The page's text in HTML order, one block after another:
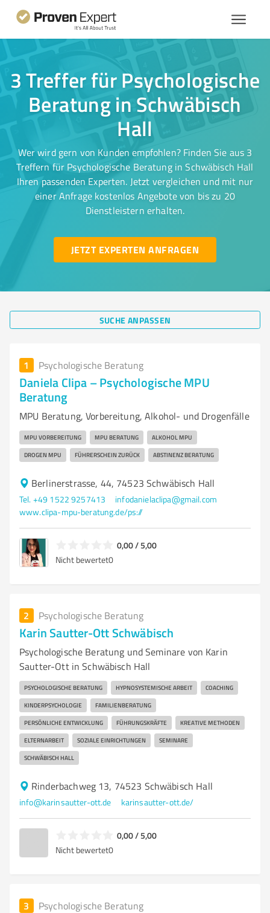
3 Treffer für Psychologische
Beratung in Schwäbisch
Hall
Wer wird gern von Kunden empfohlen? Finden Sie aus 3
Treffern für Psychologische Beratung in Schwäbisch Hall
Ihren passenden Experten. Jetzt vergleichen und mit nur
einer Anfrage kostenlos Angebote von bis zu 20
Dienstleistern erhalten.
JETZT EXPERTEN ANFRAGEN
SUCHE ANPASSEN
1 Psychologische Beratung
Daniela Clipa – Psychologische MPU
Beratung
MPU Beratung, Vorbereitung, Alkohol- und Drogenfälle
MPU VORBEREITUNG MPU BERATUNG ALKOHOL MPU
DROGEN MPU FÜHRERSCHEIN ZURÜCK ABSTINENZ BERATUNG
Berlinerstrasse, 44, 74523 Schwäbisch Hall
Tel. +49 1522 9257413
infodanielaclipa@gmail.com
www.clipa-mpu-beratung.de/ps://
0,00 / 5,00
Nicht bewertet0
2 Psychologische Beratung
Karin Sautter-Ott Schwäbisch
Psychologische Beratung und Seminare von Karin
Sautter-Ott in Schwäbisch Hall
PSYCHOLOGISCHE BERATUNG HYPNOSYSTEMISCHE ARBEIT COACHING
KINDERPSYCHOLOGIE FAMILIENBERATUNG
PERSÖNLICHE ENTWICKLUNG FÜHRUNGSKRÄFTE KREATIVE METHODEN
ELTERNARBEIT SOZIALE EINRICHTUNGEN SEMINARE
SCHWÄBISCH HALL
Rinderbachweg 13, 74523 Schwäbisch Hall
info@karinsautter-ott.de karinsautter-ott.de/
0,00 / 5,00
Nicht bewertet0
3 Psychologische Beratung